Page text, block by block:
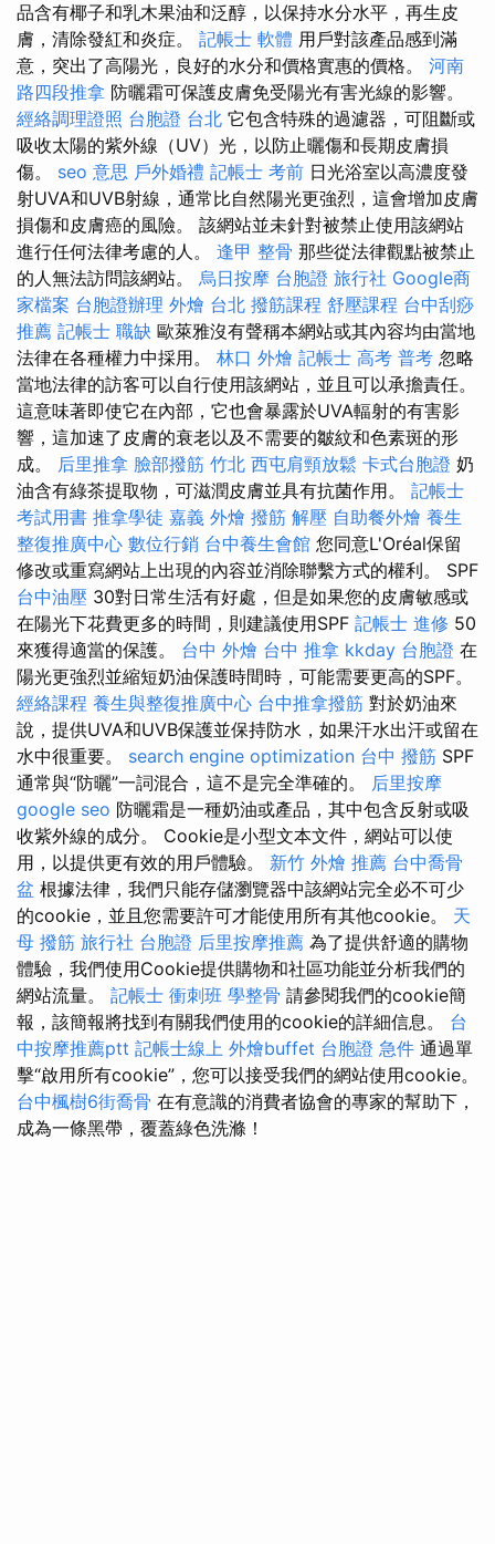
品含有椰子和乳木果油和泛醇，以保持水分水平，再生皮
膚，清除發紅和炎症。 記帳士 軟體 用戶對該產品感到滿
意，突出了高陽光，良好的水分和價格實惠的價格。 河南
路四段推拿 防曬霜可保護皮膚免受陽光有害光線的影響。
經絡調理證照 台胞證 台北 它包含特殊的過濾器，可阻斷或
吸收太陽的紫外線（UV）光，以防止曬傷和長期皮膚損
傷。 seo 意思 戶外婚禮 記帳士 考前 日光浴室以高濃度發
射UVA和UVB射線，通常比自然陽光更強烈，這會增加皮膚
損傷和皮膚癌的風險。 該網站並未針對被禁止使用該網站
進行任何法律考慮的人。 逢甲 整骨 那些從法律觀點被禁止
的人無法訪問該網站。 烏日按摩 台胞證 旅行社 Google商
家檔案 台胞證辦理 外燴 台北 撥筋課程 舒壓課程 台中刮痧
推薦 記帳士 職缺 歐萊雅沒有聲稱本網站或其內容均由當地
法律在各種權力中採用。 林口 外燴 記帳士 高考 普考 忽略
當地法律的訪客可以自行使用該網站，並且可以承擔責任。
這意味著即使它在內部，它也會暴露於UVA輻射的有害影
響，這加速了皮膚的衰老以及不需要的皺紋和色素斑的形
成。 后里推拿 臉部撥筋 竹北 西屯肩頸放鬆 卡式台胞證 奶
油含有綠茶提取物，可滋潤皮膚並具有抗菌作用。 記帳士
考試用書 推拿學徒 嘉義 外燴 撥筋 解壓 自助餐外燴 養生
整復推廣中心 數位行銷 台中養生會館 您同意L'Oréal保留
修改或重寫網站上出現的內容並消除聯繫方式的權利。 SPF
台中油壓 30對日常生活有好處，但是如果您的皮膚敏感或
在陽光下花費更多的時間，則建議使用SPF 記帳士 進修 50
來獲得適當的保護。 台中 外燴 台中 推拿 kkday 台胞證 在
陽光更強烈並縮短奶油保護時間時，可能需要更高的SPF。
經絡課程 養生與整復推廣中心 台中推拿撥筋 對於奶油來
說，提供UVA和UVB保護並保持防水，如果汗水出汗或留在
水中很重要。 search engine optimization 台中 撥筋 SPF
通常與“防曬”一詞混合，這不是完全準確的。 后里按摩
google seo 防曬霜是一種奶油或產品，其中包含反射或吸
收紫外線的成分。 Cookie是小型文本文件，網站可以使
用，以提供更有效的用戶體驗。 新竹 外燴 推薦 台中喬骨
盆 根據法律，我們只能存儲瀏覽器中該網站完全必不可少
的cookie，並且您需要許可才能使用所有其他cookie。 天
母 撥筋 旅行社 台胞證 后里按摩推薦 為了提供舒適的購物
體驗，我們使用Cookie提供購物和社區功能並分析我們的
網站流量。 記帳士 衝刺班 學整骨 請參閱我們的cookie簡
報，該簡報將找到有關我們使用的cookie的詳細信息。 台
中按摩推薦ptt 記帳士線上 外燴buffet 台胞證 急件 通過單
擊“啟用所有cookie”，您可以接受我們的網站使用cookie。
台中楓樹6街喬骨 在有意識的消費者協會的專家的幫助下，
成為一條黑帶，覆蓋綠色洗滌！